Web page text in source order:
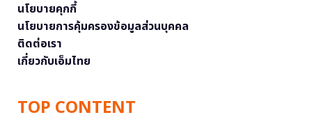
นโยบายคุกกี้
นโยบายการคุ้มครองข้อมูลส่วนบุคคล
ติดต่อเรา
เกี่ยวกับเอ็มไทย
TOP CONTENT